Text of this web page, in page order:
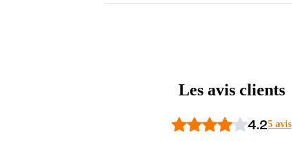
Les avis clients
4.25 avis